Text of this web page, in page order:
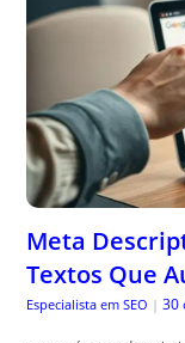
Meta
Textos Que
Especialista em SEO | 30